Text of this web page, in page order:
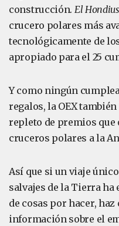
construcción. El Hondius
crucero polares más
tecnológicamente de
apropiado para el 25
Y como ningún
regalos, la OEX
repleto de premios que
cruceros polares a la
Así que si un viaje
salvajes de la Tierra ha
de cosas por hacer,
información sobre el